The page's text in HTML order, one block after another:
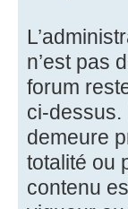
n’est pas
forum
ci-dessus.
demeure
totalité ou
contenu